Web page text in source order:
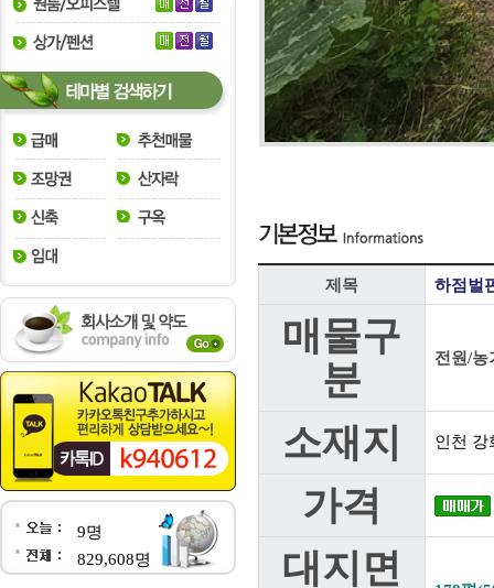
9명
829,608명
제목 하점벌
매물구
분
전원/농
소재지 인천 강
가격
대지면